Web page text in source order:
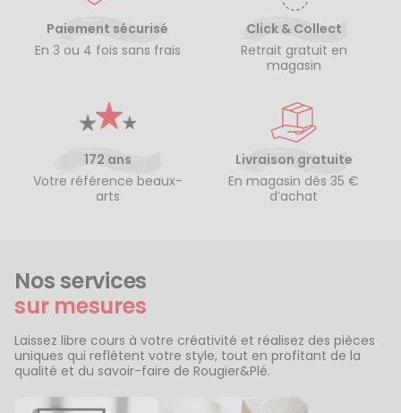
Paiement sécurisé
En 3 ou 4 fois sans frais
Click & Collect
Retrait gratuit en
magasin
172 ans
Votre référence beaux-
arts
Livraison gratuite
En magasin dès 35 €
d’achat
Nos services
sur mesures
Laissez libre cours à votre créativité et réalisez des pièces
uniques qui reflètent votre style, tout en profitant de la
qualité et du savoir-faire de Rougier&Plé.